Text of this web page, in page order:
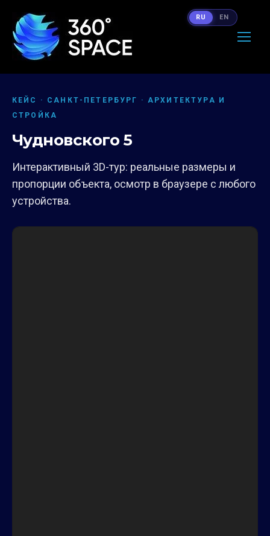
КЕЙС · САНКТ-ПЕТЕРБУРГ · АРХИТЕКТУРА И
СТРОЙКА
Чудновского 5
Интерактивный 3D-тур: реальные размеры и
пропорции объекта, осмотр в браузере с любого
устройства.
RU EN